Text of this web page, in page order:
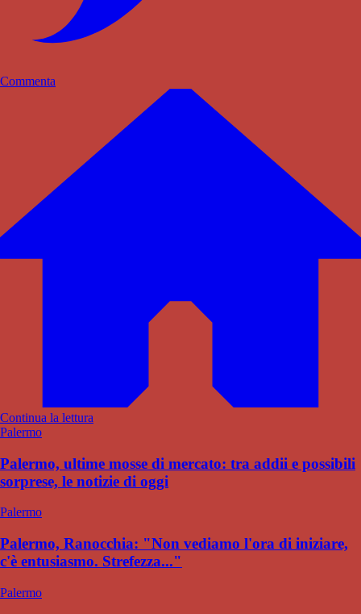
Commenta
Continua la lettura
Palermo
Palermo, ultime mosse di mercato: tra addii e possibili
sorprese, le notizie di oggi
Palermo
Palermo, Ranocchia: "Non vediamo l'ora di iniziare,
c'è entusiasmo. Strefezza..."
Palermo